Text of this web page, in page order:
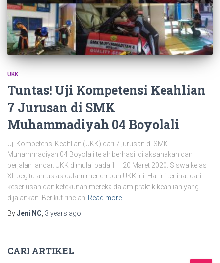
UKK
Tuntas! Uji Kompetensi Keahlian
7 Jurusan di SMK
Muhammadiyah 04 Boyolali
Uji Kompetensi Keahlian (UKK) dari 7 jurusan di SMK
Muhammadiyah 04 Boyolali telah berhasil dilaksanakan dan
berjalan lancar. UKK dimulai pada 1 – 20 Maret 2020. Siswa kelas
XII begitu antusias dalam menempuh UKK ini. Hal ini terlihat dari
keseriusan dan ketekunan mereka dalam praktik keahlian yang
dijalankan. Berikut rincian Read more…
ByJeni NC 3 years ago
CARI ARTIKEL